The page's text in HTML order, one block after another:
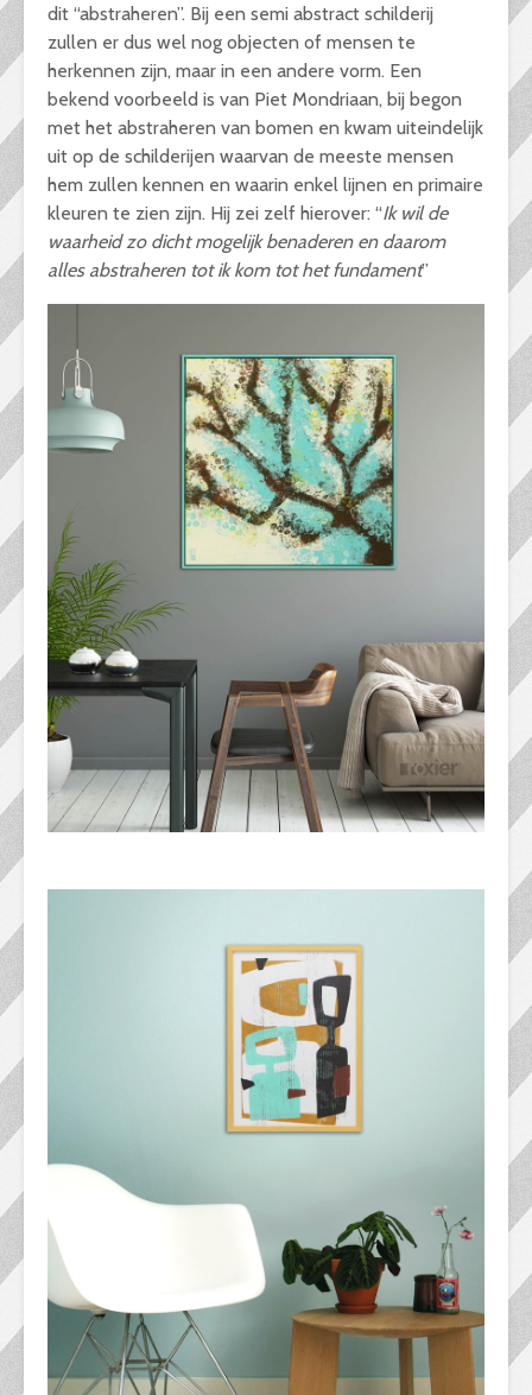
dit “abstraheren”. Bij een semi abstract schilderij
zullen er dus wel nog objecten of mensen te
herkennen zijn, maar in een andere vorm. Een
bekend voorbeeld is van Piet Mondriaan, bij begon
met het abstraheren van bomen en kwam uiteindelijk
uit op de schilderijen waarvan de meeste mensen
hem zullen kennen en waarin enkel lijnen en primaire
kleuren te zien zijn. Hij zei zelf hierover: “Ik wil de
waarheid zo dicht mogelijk benaderen en daarom
alles abstraheren tot ik kom tot het fundament”